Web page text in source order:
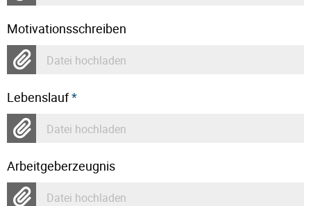
Motivationsschreiben
Datei hochladen
Lebenslauf*
Datei hochladen
Arbeitgeberzeugnis
Datei hochladen